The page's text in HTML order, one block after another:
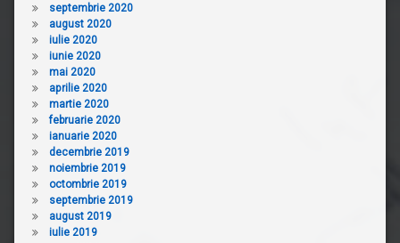
septembrie 2020
august 2020
iulie 2020
iunie 2020
mai 2020
aprilie 2020
martie 2020
februarie 2020
ianuarie 2020
decembrie 2019
noiembrie 2019
octombrie 2019
septembrie 2019
august 2019
iulie 2019